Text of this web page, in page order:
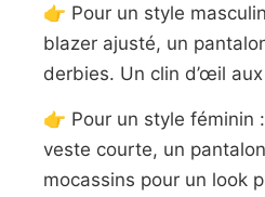
👉 Pour un style
blazer ajusté, un
derbies. Un clin d’œil
👉 Pour un style féminin
veste courte, un
mocassins pour un look